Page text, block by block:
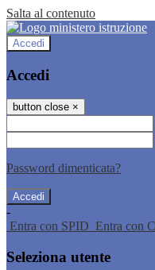
Salta al contenuto
Accedi
Accedi
button close ×
Password dimenticata?
-
Entra con SPID Entra con
Seleziona utente